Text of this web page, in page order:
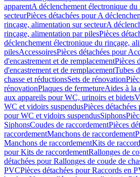
apparentA déclenchement électronique
secteurPièces détachées pour A
rinçage, alimentation sur secteurA
rinçage, alimentation par pilesPièces
déclenchement électronique du rinçage,
pilesAccessoiresPièces détachées pour
d'encastrement et de remplacementPièces
d'encastrement et de remplacementTubes
chasse et réductionsSets de rénovation
rénovationPlaques de fermetureAides à la
aux appareils pour WC, urinoirs et bidets
WC et vidoirs suspendusPièces
pour WC et vidoirs suspendusSiphons
SiphonsCoudes de raccordementPièces
raccordementManchons de raccordement
Manchons de raccordementKits de
pour Kits de raccordementRallonges de
détachées pour Rallonges de coude de
PVCPièces détachées pour Raccords en